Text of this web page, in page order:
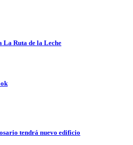
Ruta de la Leche
tendrá nuevo edificio